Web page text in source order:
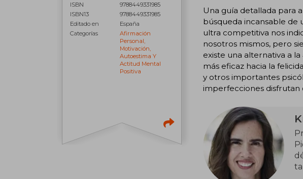
ISBN
9788449331985
ISBN13
9788449331985
Editado en
España
Categorías
Afirmación
Personal,
Motivación,
Autoestima Y
Actitud Mental
Positiva
Una guía detallada para
búsqueda incansable de
ultra competitiva nos
nosotros mismos, pero
existe una alternativa a
más eficaz hacia la
y otros importantes
imperfecciones disfrutan